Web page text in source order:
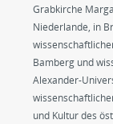
Grabkirche
Niederlande, in
Bamberg und
Alexander-
und Kultur des